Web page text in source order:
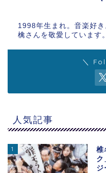
1998年生まれ。音楽好
檎さんを敬愛しています。
＼
人気記事
1
椎
ク
ジ